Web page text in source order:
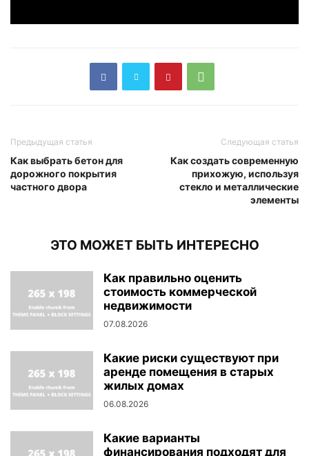
Предыдущая статья
Как выбрать бетон для
дорожного покрытия
частного двора
Следующая статья
Как создать современную
прихожую, используя
стекло и металлические
элементы
ЭТО МОЖЕТ БЫТЬ ИНТЕРЕСНО
Как правильно оценить
стоимость коммерческой
недвижимости
07.08.2026
Какие риски существуют при
аренде помещения в старых
жилых домах
06.08.2026
Какие варианты
финансирования подходят для